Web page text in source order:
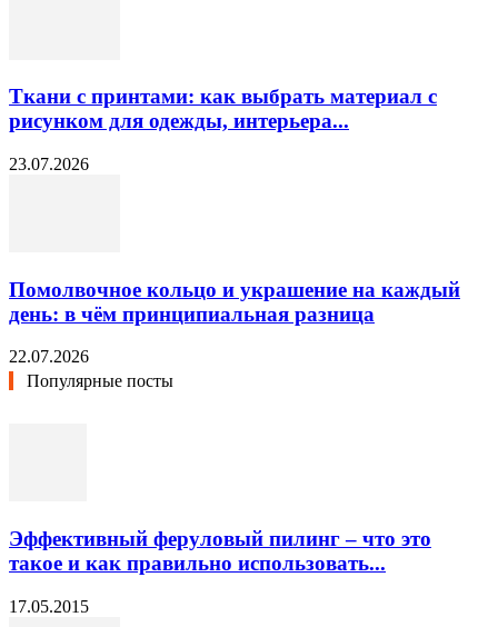
Ткани с принтами: как выбрать материал с
рисунком для одежды, интерьера...
23.07.2026
Помолвочное кольцо и украшение на каждый
день: в чём принципиальная разница
22.07.2026
Популярные посты
Эффективный феруловый пилинг – что это
такое и как правильно использовать...
17.05.2015